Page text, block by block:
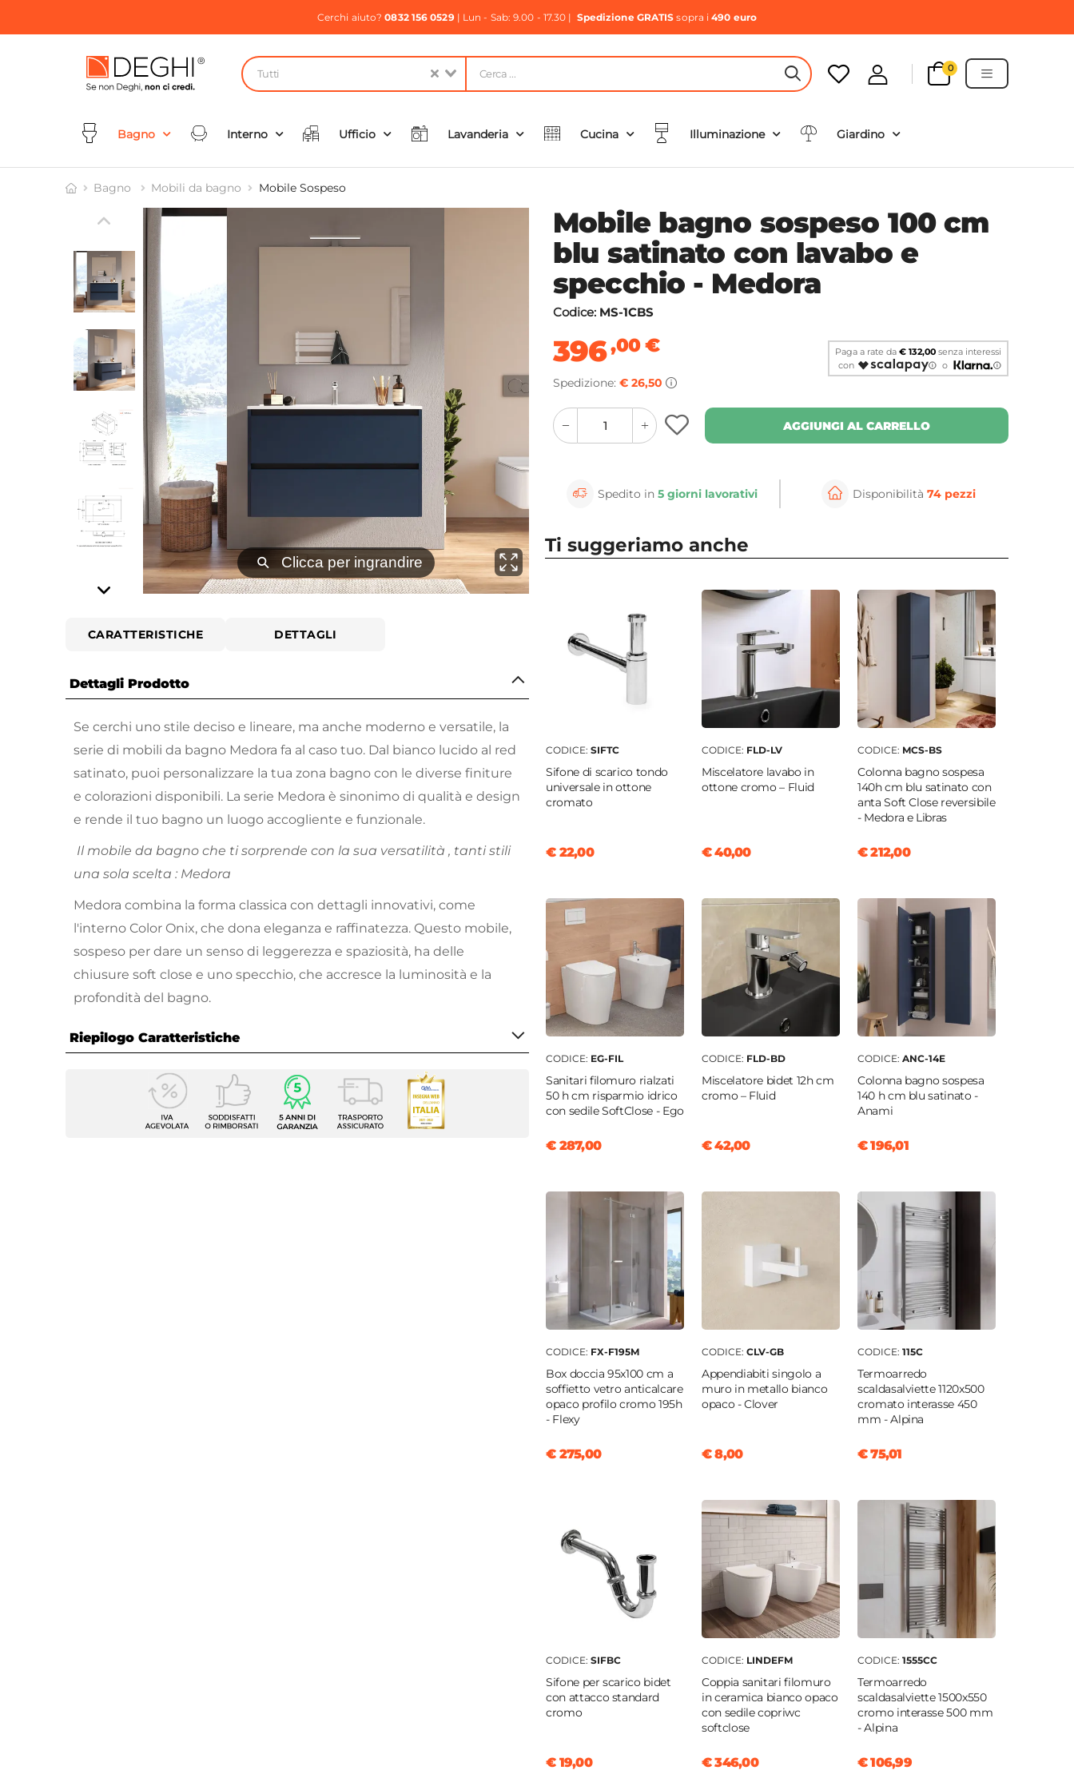
Cerchi aiuto?0832 156 0529| Lun - Sab: 9.00 - 17.30 | Spedizione GRATIS sopra i490 euro
Tutti HEADER SEARCH BUTTON
0
Bagno Interno Ufficio Lavanderia Cucina Illuminazione Giardino
Bagno Mobili da bagno Mobile Sospeso
⚲ Clicca per ingrandire ⚲ Clicca per ingrandire
CARATTERISTICHE DETTAGLI
Dettagli Prodotto
Se cerchi uno stile deciso e lineare, ma anche moderno e versatile, la
serie di mobili da bagno Medora fa al caso tuo. Dal bianco lucido al red
satinato, puoi personalizzare la tua zona bagno con le diverse finiture
e colorazioni disponibili. La serie Medora è sinonimo di qualità e design
e rende il tuo bagno un luogo accogliente e funzionale.
Il mobile da bagno che ti sorprende con la sua versatilità , tanti stili
una sola scelta : Medora
Medora combina la forma classica con dettagli innovativi, come
l'interno Color Onix, che dona eleganza e raffinatezza. Questo mobile,
sospeso per dare un senso di leggerezza e spaziosità, ha delle
chiusure soft close e uno specchio, che accresce la luminosità e la
profondità del bagno.
Riepilogo Caratteristiche
Caratteristiche Mobile
Larghezza
99,7 cm
Profondità
46 cm
Mobile bagno sospeso 100 cm
blu satinato con lavabo e
specchio - Medora
Codice: MS-1CBS
396,00€
Spedizione: € 26,50
Paga a rate da€ 132,00 senza interessi
con
o
quantity
button
quantity
minus
button
AGGIUNGI AL CARRELLO
Spedito in5 giorni lavorativi Disponibilità 74 pezzi
Ti suggeriamo anche
CODICE: SIFTC
Sifone di scarico tondo
universale in ottone
cromato
€ 22,00
CODICE: FLD-LV
Miscelatore lavabo in
ottone cromo – Fluid
€ 40,00
CODICE: MCS-BS
Colonna bagno sospesa
140h cm blu satinato con
anta Soft Close reversibile
- Medora e Libras
€ 212,00
CODICE: EG-FIL
Sanitari filomuro rialzati
50 h cm risparmio idrico
con sedile SoftClose - Ego
€ 287,00
CODICE: FLD-BD
Miscelatore bidet 12h cm
cromo – Fluid
€ 42,00
CODICE: ANC-14E
Colonna bagno sospesa
140 h cm blu satinato -
Anami
€ 196,01
CODICE: FX-F195M
Box doccia 95x100 cm a
soffietto vetro anticalcare
opaco profilo cromo 195h
- Flexy
€ 275,00
CODICE: CLV-GB
Appendiabiti singolo a
muro in metallo bianco
opaco - Clover
€ 8,00
CODICE: 115C
Termoarredo
scaldasalviette 1120x500
cromato interasse 450
mm - Alpina
€ 75,01
CODICE: SIFBC
Sifone per scarico bidet
con attacco standard
cromo
€ 19,00
CODICE: LINDEFM
Coppia sanitari filomuro
in ceramica bianco opaco
con sedile copriwc
softclose
€ 346,00
CODICE: 1555CC
Termoarredo
scaldasalviette 1500x550
cromo interasse 500 mm
- Alpina
€ 106,99